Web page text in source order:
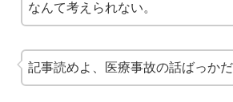
なんて考えられない。
記事読めよ、医療事故の話ばっかだ